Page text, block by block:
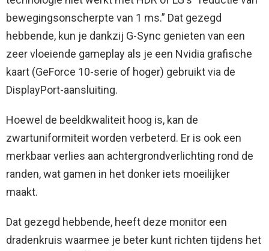
bewegingsonscherpte van 1 ms.” Dat gezegd
hebbende, kun je dankzij G-Sync genieten van een
zeer vloeiende gameplay als je een Nvidia grafische
kaart (GeForce 10-serie of hoger) gebruikt via de
DisplayPort-aansluiting.
Hoewel de beeldkwaliteit hoog is, kan de
zwartuniformiteit worden verbeterd. Er is ook een
merkbaar verlies aan achtergrondverlichting rond de
randen, wat gamen in het donker iets moeilijker
maakt.
Dat gezegd hebbende, heeft deze monitor een
dradenkruis waarmee je beter kunt richten tijdens het